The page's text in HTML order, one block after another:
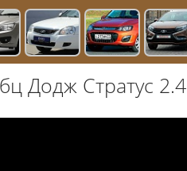
Додж Стратус 2.4